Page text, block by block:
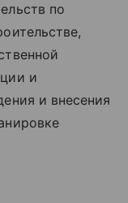
по
и
и внесения